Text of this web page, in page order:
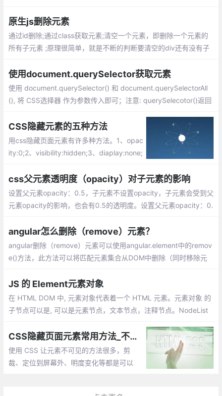
原生js删除元素
通过id删除;通过class获取元素;清空一个元素，即删除一个元素的
所有子元素 ;原理很简单，就是不断的判断要清空的div还有没有子
删除完毕为止。
使用document.querySelector获取元素
使用 document.querySelector() 和 document.querySelectorAll
(), 将 CSS选择器 作为参数传入即可；注意: querySelecotor()返回
CSS隐藏元素的五种方法
用css隐藏页面元素有许多种方法。1、opac
ity:0;2、visibility:hidden;3、diaplay:none;
可以根据具体情况选择适合的方法来隐藏元
素
css父元素透明度（opacity）对子元素的影响
设置父元素opacity：0.5，子元素不设置opacity，子元素会受到父
元素opacity的影响，也会有0.5的透明度。设置父元素opacity：0.
angular怎么删除（remove）元素？
angular删除（remove）元素可以使用angular.element中的remov
e()方法，此方法可以将匹配元素集合从DOM中删除（同时移除元
JS 的 Element元素对象
在 HTML DOM 中, 元素对象代表着一个 HTML 元素。元素对象 的
子节点可以是, 可以是元素节点，文本节点，注释节点。NodeList
CSS隐藏页面元素常用方法_不同场景下使用CSS隐藏元素
使用 CSS 让元素不可见的方法很多，剪
裁、定位到屏幕外、明度变化等都是可以